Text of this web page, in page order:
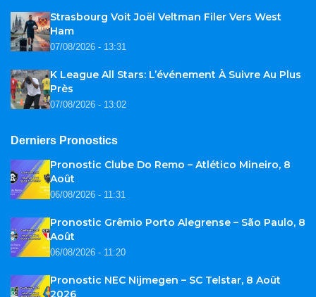
Strasbourg Voit Joël Veltman Filer Vers West
Ham
07/08/2026 - 13:31
K League All Stars: L’événement À Suivre Au Plus
Près
07/08/2026 - 13:02
Derniers Pronostics
Pronostic Clube Do Remo – Atlético Mineiro, 8
Août
06/08/2026 - 11:31
Pronostic Grêmio Porto Alegrense – São Paulo, 8
Août
06/08/2026 - 11:20
Pronostic NEC Nijmegen – SC Telstar, 8 Août